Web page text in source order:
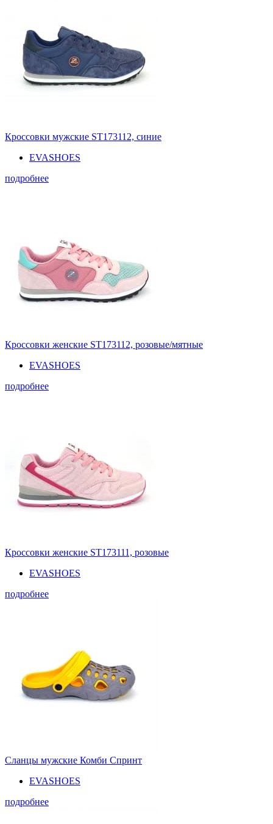
Кроссовки мужские ST173112, синие
EVASHOES
подробнее
Кроссовки женские ST173112, розовые/мятные
EVASHOES
подробнее
Кроссовки женские ST173111, розовые
EVASHOES
подробнее
Сланцы мужские Комби Спринт
EVASHOES
подробнее